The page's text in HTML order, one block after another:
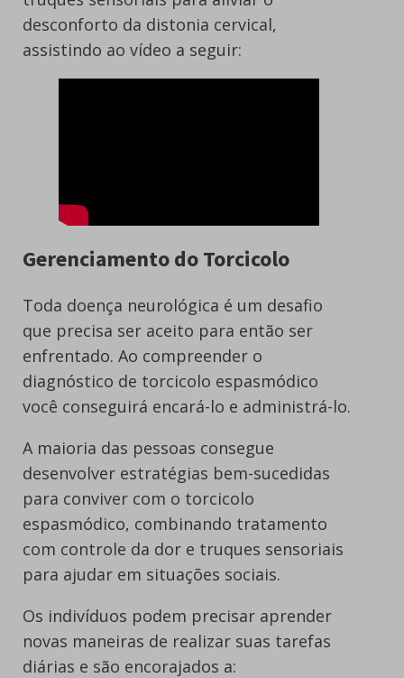
desconforto da distonia cervical,
assistindo ao vídeo a seguir:
Gerenciamento do Torcicolo
Toda doença neurológica é um desafio
que precisa ser aceito para então ser
enfrentado. Ao compreender o
diagnóstico de torcicolo espasmódico
você conseguirá encará-lo e administrá-lo.
A maioria das pessoas consegue
desenvolver estratégias bem-sucedidas
para conviver com o torcicolo
espasmódico, combinando tratamento
com controle da dor e truques sensoriais
para ajudar em situações sociais.
Os indivíduos podem precisar aprender
novas maneiras de realizar suas tarefas
diárias e são encorajados a: